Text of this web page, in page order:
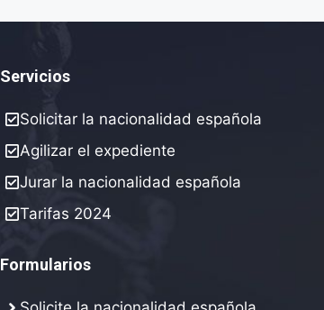
Servicios
Solicitar la nacionalidad española
Agilizar el expediente
Jurar la nacionalidad española
Tarifas 2024
Formularios